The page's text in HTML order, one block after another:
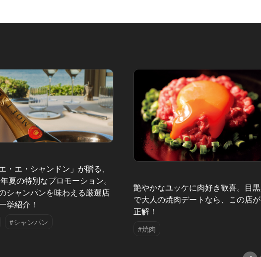
・エ・シャンドン」が贈る、
夏の特別なプロモーション。
シャンパンを味わえる厳選店
挙紹介！
#シャンパン
艶やかなユッケに肉好き歓喜。目黒
で大人の焼肉デートなら、この店が
正解！
#焼肉